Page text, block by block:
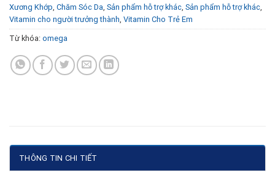
Xương Khớp Chăm Sóc Da Sản phẩm hỗ trợ khác Sản phẩm hỗ trợ khác
Vitamin cho người trưởng thành Vitamin Cho Trẻ Em
Từ khóa: omega
THÔNG TIN CHI TIẾT